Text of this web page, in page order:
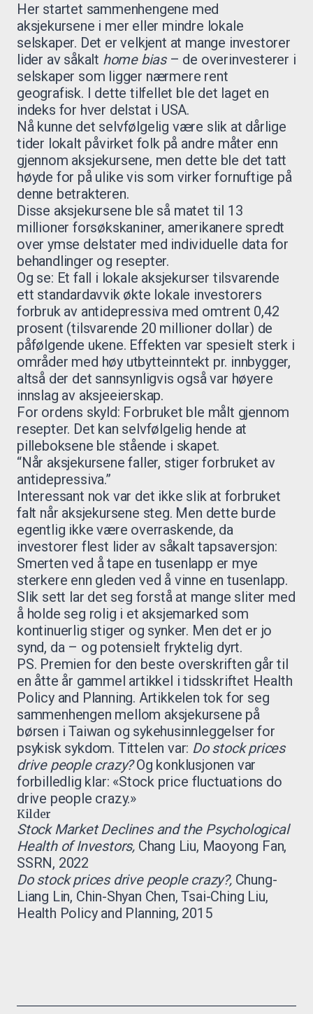
Her startet sammenhengene med
aksjekursene i mer eller mindre lokale
selskaper. Det er velkjent at mange investorer
lider av såkalt home bias– de overinvesterer i
selskaper som ligger nærmere rent
geografisk. I dette tilfellet ble det laget en
indeks for hver delstat i USA.
Nå kunne det selvfølgelig være slik at dårlige
tider lokalt påvirket folk på andre måter enn
gjennom aksjekursene, men dette ble det tatt
høyde for på ulike vis som virker fornuftige på
denne betrakteren.
Disse aksjekursene ble så matet til 13
millioner forsøkskaniner, amerikanere spredt
over ymse delstater med individuelle data for
behandlinger og resepter.
Og se: Et fall i lokale aksjekurser tilsvarende
ett standardavvik økte lokale investorers
forbruk av antidepressiva med omtrent 0,42
prosent (tilsvarende 20 millioner dollar) de
påfølgende ukene. Effekten var spesielt sterk i
områder med høy utbytteinntekt pr. innbygger,
altså der det sannsynligvis også var høyere
innslag av aksjeeierskap.
For ordens skyld: Forbruket ble målt gjennom
resepter. Det kan selvfølgelig hende at
pilleboksene ble stående i skapet.
“Når aksjekursene faller, stiger forbruket av
antidepressiva.”
Interessant nok var det ikke slik at forbruket
falt når aksjekursene steg. Men dette burde
egentlig ikke være overraskende, da
investorer flest lider av såkalt tapsaversjon:
Smerten ved å tape en tusenlapp er mye
sterkere enn gleden ved å vinne en tusenlapp.
Slik sett lar det seg forstå at mange sliter med
å holde seg rolig i et aksjemarked som
kontinuerlig stiger og synker. Men det er jo
synd, da – og potensielt fryktelig dyrt.
PS. Premien for den beste overskriften går til
en åtte år gammel artikkel i tidsskriftet Health
Policy and Planning. Artikkelen tok for seg
sammenhengen mellom aksjekursene på
børsen i Taiwan og sykehusinnleggelser for
psykisk sykdom. Tittelen var: Do stock prices
drive people crazy?Og konklusjonen var
forbilledlig klar: «Stock price fluctuations do
drive people crazy.»
Kilder
Stock Market Declines and the Psychological
Health of Investors, Chang Liu, Maoyong Fan,
SSRN, 2022
Do stock prices drive people crazy?, Chung-
Liang Lin, Chin-Shyan Chen, Tsai-Ching Liu,
Health Policy and Planning, 2015